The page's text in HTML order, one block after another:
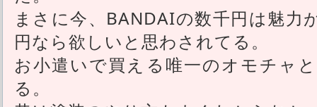
まさに今、BANDAIの数千円は魅力
円なら欲しいと思わされてる。
お小遣いで買える唯一のオモチャ
る。